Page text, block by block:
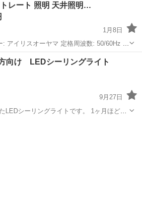
レート 照明 天井照明…
1月8日
: アイリスオーヤマ 定格周波数: 50/60Hz 適
金サイズ: E26 ⭐️清掃・点検済み
⭐️自然故障時3ヶ月返金保証付き ■■■ご購...
照明器具 店頭
向け LEDシーリングライト
9月27日
LEDシーリングライトです。 1ヶ月ほど前